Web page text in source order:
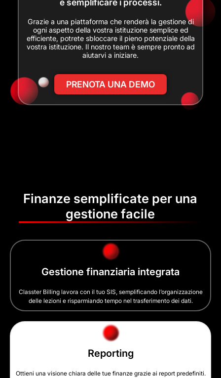
Grazie a una piattaforma che renderà la gestione di
ogni aspetto della vostra istituzione semplice ed
efficiente, potrete sbloccare il pieno potenziale della
vostra istituzione. Il nostro team è sempre pronto ad
aiutarvi a iniziare.
PRENOTA UNA DEMO
Finanze semplificate per una
gestione facile
Gestione finanziaria integrata
Classter Billing lavora con il tuo SIS, semplificando l’organizzazione
delle lezioni e risparmiando tempo nel trasferimento dei dati.
Reporting
Ottieni una visione chiara delle tue finanze grazie ai report predefiniti.